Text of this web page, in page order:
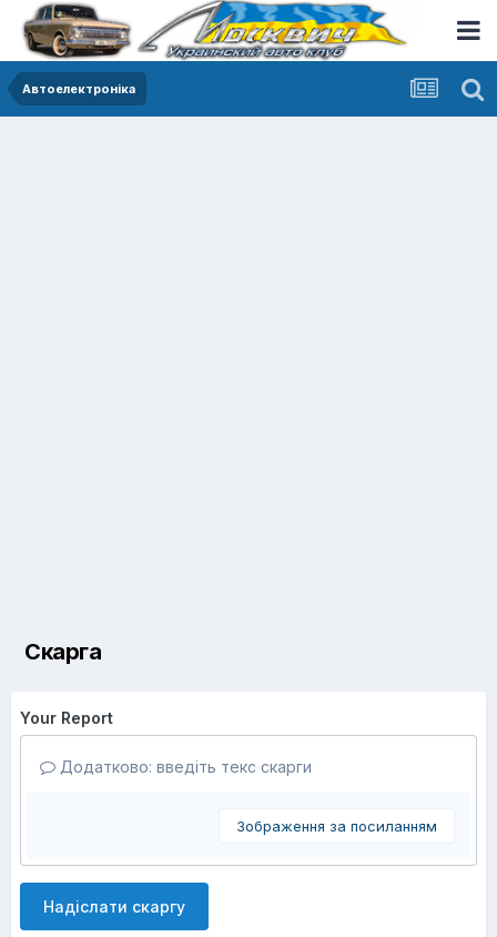
Автоелектроніка
Скарга
Your Report
Додатково: введіть текс скарги
Зображення за посиланням
Надіслати скаргу